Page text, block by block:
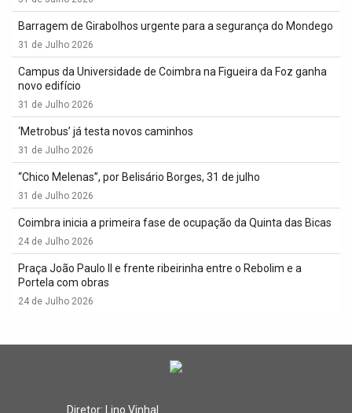
Barragem de Girabolhos urgente para a segurança do Mondego
31 de Julho 2026
Campus da Universidade de Coimbra na Figueira da Foz ganha
novo edifício
31 de Julho 2026
‘Metrobus’ já testa novos caminhos
31 de Julho 2026
“Chico Melenas”, por Belisário Borges, 31 de julho
31 de Julho 2026
Coimbra inicia a primeira fase de ocupação da Quinta das Bicas
24 de Julho 2026
Praça João Paulo II e frente ribeirinha entre o Rebolim e a
Portela com obras
24 de Julho 2026
Diretor: Lino Vinhal